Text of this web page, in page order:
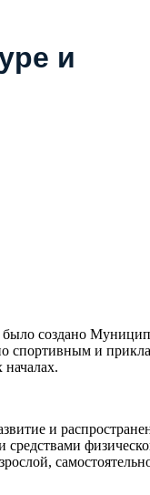
и
создано
спортивным и
и
средствами